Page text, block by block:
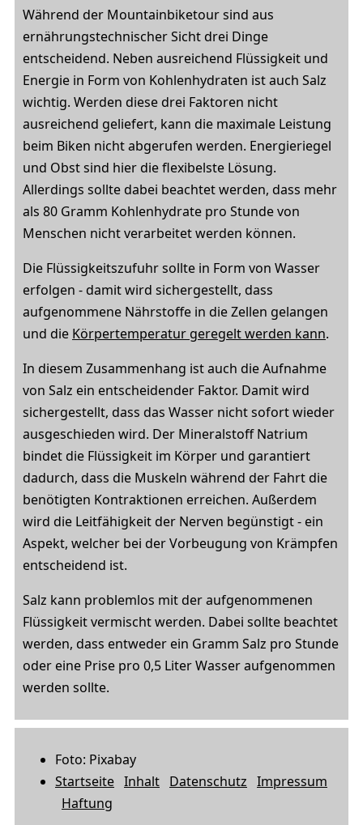
Während der Mountainbiketour sind aus
ernährungstechnischer Sicht drei Dinge
entscheidend. Neben ausreichend Flüssigkeit und
Energie in Form von Kohlenhydraten ist auch Salz
wichtig. Werden diese drei Faktoren nicht
ausreichend geliefert, kann die maximale Leistung
beim Biken nicht abgerufen werden. Energieriegel
und Obst sind hier die flexibelste Lösung.
Allerdings sollte dabei beachtet werden, dass mehr
als 80 Gramm Kohlenhydrate pro Stunde von
Menschen nicht verarbeitet werden können.
Die Flüssigkeitszufuhr sollte in Form von Wasser
erfolgen - damit wird sichergestellt, dass
aufgenommene Nährstoffe in die Zellen gelangen
und die Körpertemperatur geregelt werden kann.
In diesem Zusammenhang ist auch die Aufnahme
von Salz ein entscheidender Faktor. Damit wird
sichergestellt, dass das Wasser nicht sofort wieder
ausgeschieden wird. Der Mineralstoff Natrium
bindet die Flüssigkeit im Körper und garantiert
dadurch, dass die Muskeln während der Fahrt die
benötigten Kontraktionen erreichen. Außerdem
wird die Leitfähigkeit der Nerven begünstigt - ein
Aspekt, welcher bei der Vorbeugung von Krämpfen
entscheidend ist.
Salz kann problemlos mit der aufgenommenen
Flüssigkeit vermischt werden. Dabei sollte beachtet
werden, dass entweder ein Gramm Salz pro Stunde
oder eine Prise pro 0,5 Liter Wasser aufgenommen
werden sollte.
Foto: Pixabay
Startseite Inhalt Datenschutz Impressum
Haftung